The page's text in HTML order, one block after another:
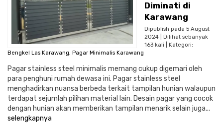
Diminati di
Karawang
Dipublish pada 5 August
2024 | Dilihat sebanyak
163 kali | Kategori:
Bengkel Las Karawang, Pagar Minimalis Karawang
Pagar stainless steel minimalis memang cukup digemari oleh
para penghuni rumah dewasa ini. Pagar stainless steel
menghadirkan nuansa berbeda terkait tampilan hunian walaupun
terdapat sejumlah pilihan material lain. Desain pagar yang cocok
dengan hunian akan memberikan tampilan menarik selain juga...
selengkapnya